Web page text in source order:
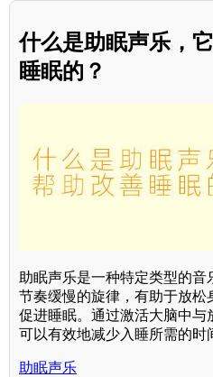
什么是助眠声乐，
睡眠的？
助眠声乐是一种特定类型的音
节奏缓慢的旋律，有助于放
促进睡眠。通过激活大脑中
可以有效地减少入睡所需的时
助眠声乐